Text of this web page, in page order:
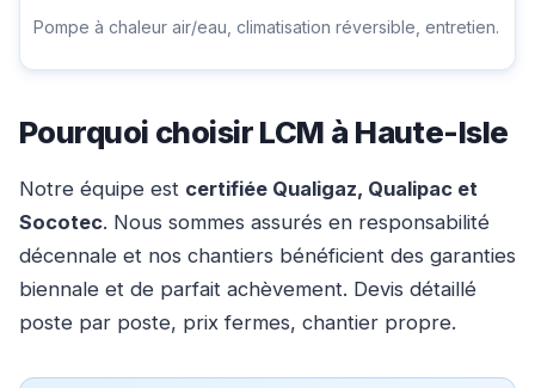
Pompe à chaleur air/eau, climatisation réversible, entretien.
Pourquoi choisir LCM à Haute-Isle
Notre équipe est certifiée Qualigaz, Qualipac et
Socotec. Nous sommes assurés en responsabilité
décennale et nos chantiers bénéficient des garanties
biennale et de parfait achèvement. Devis détaillé
poste par poste, prix fermes, chantier propre.